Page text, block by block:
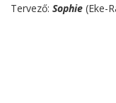
Tervező: Sophie (Eke-